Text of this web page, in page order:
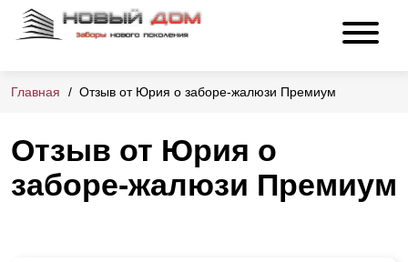
Главная Отзыв от Юрия о заборе-жалюзи Премиум
Отзыв от Юрия о
заборе-жалюзи Премиум